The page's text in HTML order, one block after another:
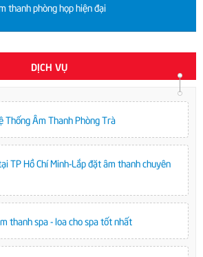
thanh phòng họp hiện đại
DỊCH VỤ
Thống Âm Thanh Phòng Trà
TP Hồ Chí Minh-Lắp đặt âm thanh chuyên
thanh spa - loa cho spa tốt nhất